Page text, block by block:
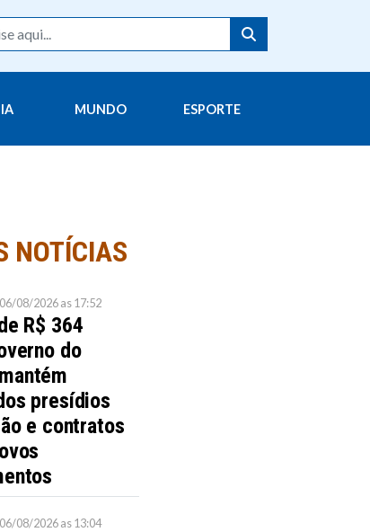
MUNDO ESPORTE
NOTÍCIAS
06/08/2026 as 17:52
R$ 364
do
presídios
e contratos
06/08/2026 as 13:04